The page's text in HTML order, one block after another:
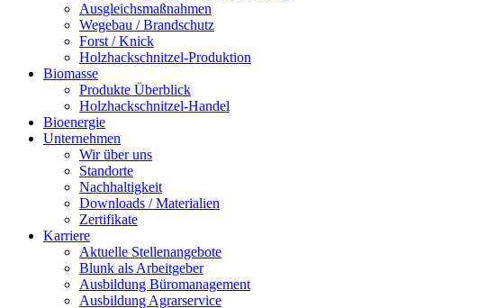
Ausgleichsmaßnahmen
Wegebau / Brandschutz
Forst / Knick
Holzhackschnitzel-Produktion
Biomasse
Produkte Überblick
Holzhackschnitzel-Handel
Bioenergie
Unternehmen
Wir über uns
Standorte
Nachhaltigkeit
Downloads / Materialien
Zertifikate
Karriere
Aktuelle Stellenangebote
Blunk als Arbeitgeber
Ausbildung Büromanagement
Ausbildung Agrarservice